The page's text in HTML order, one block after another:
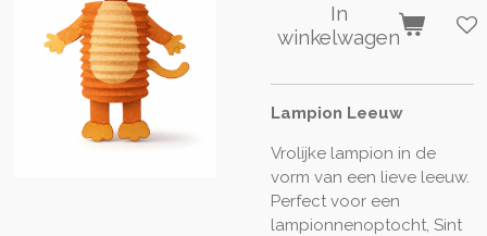
In
winkelwagen
Lampion Leeuw
Vrolijke lampion in de
vorm van een lieve leeuw.
Perfect voor een
lampionnenoptocht, Sint